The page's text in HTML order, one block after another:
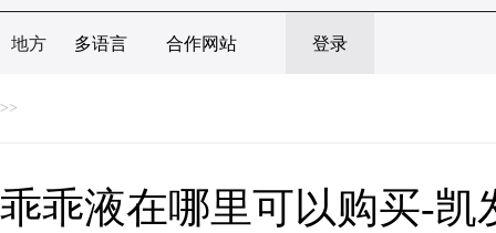
地方 多语言 合作网站 登录
>>
乖乖液在哪里可以购买-凯